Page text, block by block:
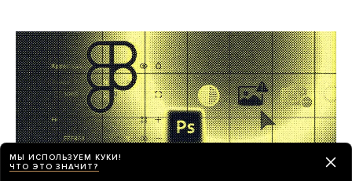
МЫ ИСПОЛЬЗУЕМ КУКИ!
ЧТО ЭТО ЗНАЧИТ?